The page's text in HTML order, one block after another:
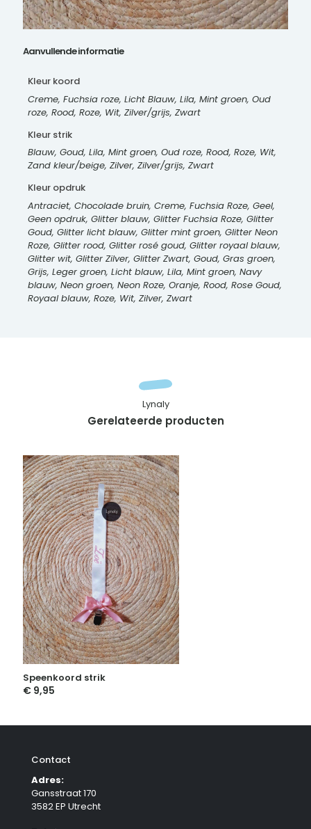
Aanvullende informatie
Kleur koord
Creme, Fuchsia roze, Licht Blauw, Lila, Mint groen, Oud
roze, Rood, Roze, Wit, Zilver/grijs, Zwart
Kleur strik
Blauw, Goud, Lila, Mint groen, Oud roze, Rood, Roze, Wit,
Zand kleur/beige, Zilver, Zilver/grijs, Zwart
Kleur opdruk
Antraciet, Chocolade bruin, Creme, Fuchsia Roze, Geel,
Geen opdruk, Glitter blauw, Glitter Fuchsia Roze, Glitter
Goud, Glitter licht blauw, Glitter mint groen, Glitter Neon
Roze, Glitter rood, Glitter rosé goud, Glitter royaal blauw,
Glitter wit, Glitter Zilver, Glitter Zwart, Goud, Gras groen,
Grijs, Leger groen, Licht blauw, Lila, Mint groen, Navy
blauw, Neon groen, Neon Roze, Oranje, Rood, Rose Goud,
Royaal blauw, Roze, Wit, Zilver, Zwart
Gerelateerde producten
Lynaly
Speenkoord strik
€ 9,95
Contact
Adres:
Gansstraat 170
3582 EP Utrecht